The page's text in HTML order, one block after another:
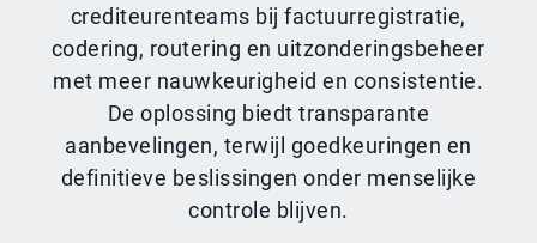
crediteurenteams bij factuurregistratie,
codering, routering en uitzonderingsbeheer
met meer nauwkeurigheid en consistentie.
De oplossing biedt transparante
aanbevelingen, terwijl goedkeuringen en
definitieve beslissingen onder menselijke
controle blijven.